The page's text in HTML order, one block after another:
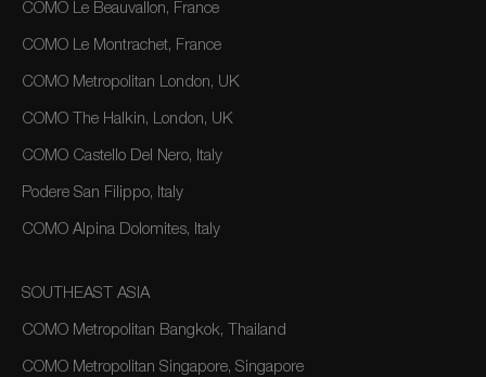
COMO Le Beauvallon, France
COMO Le Montrachet, France
COMO Metropolitan London, UK
COMO The Halkin, London, UK
COMO Castello Del Nero, Italy
Podere San Filippo, Italy
COMO Alpina Dolomites, Italy
SOUTHEAST ASIA
COMO Metropolitan Bangkok, Thailand
COMO Metropolitan Singapore, Singapore